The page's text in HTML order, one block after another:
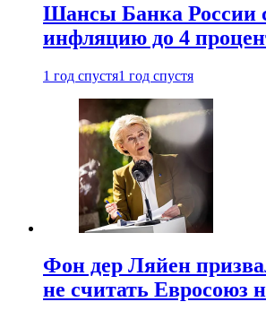
Шансы Банка России
инфляцию до 4
1 год спустя1 год спустя
Фон дер Ляйен
не считать Евросоюз